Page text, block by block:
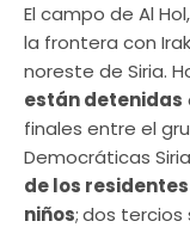
El campo de Al
la frontera con
noreste de Siria.
están detenidas
finales entre el
Democráticas
de los
niños;dos tercios